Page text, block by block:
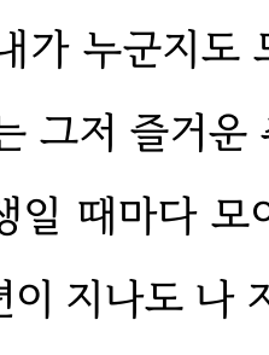
가 누군지도
그저 즐거
일 때마다
이 지나도 나